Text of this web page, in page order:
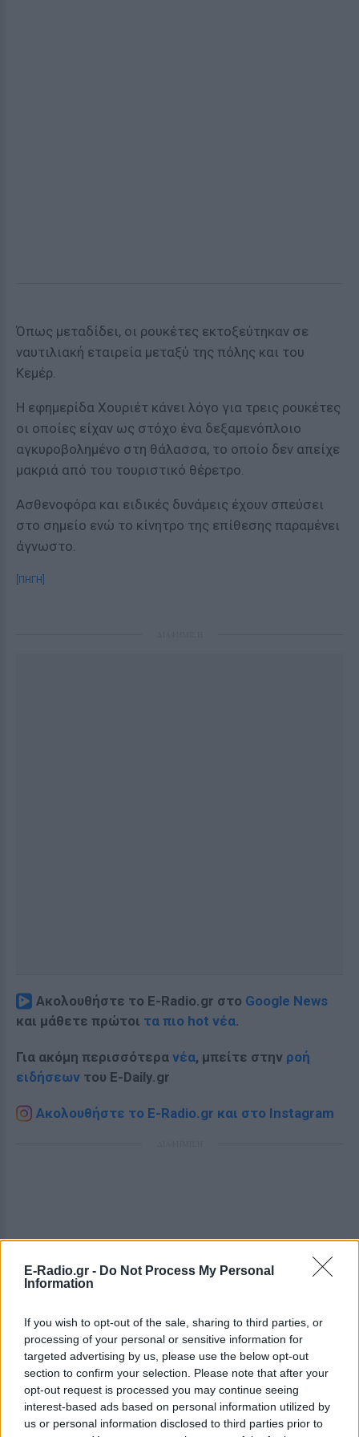
E-Radio.gr - Do Not Process My Personal
Information
If you wish to opt-out of the sale, sharing to third parties, or
processing of your personal or sensitive information for
targeted advertising by us, please use the below opt-out
section to confirm your selection. Please note that after your
opt-out request is processed you may continue seeing
interest-based ads based on personal information utilized by
us or personal information disclosed to third parties prior to
Όπως μεταδίδει, οι ρουκέτες εκτοξεύτηκαν σε
ναυτιλιακή εταιρεία μεταξύ της πόλης και του
Κεμέρ.
Η εφημερίδα Χουριέτ κάνει λόγο για τρεις ρουκέτες
οι οποίες είχαν ως στόχο ένα δεξαμενόπλοιο
αγκυροβολημένο στη θάλασσα, το οποίο δεν απείχε
μακριά από του τουριστικό θέρετρο.
Ασθενοφόρα και ειδικές δυνάμεις έχουν σπεύσει
στο σημείο ενώ το κίνητρο της επίθεσης παραμένει
άγνωστο.
[ΠΗΓΗ]
Ακολουθήστε το E-Radio.gr στο Google News
και μάθετε πρώτοι τα πιο hot νέα.
Για ακόμη περισσότερα νέα, μπείτε στην ροή
ειδήσεων του E-Daily.gr
Ακολουθήστε το E-Radio.gr και στο Instagram